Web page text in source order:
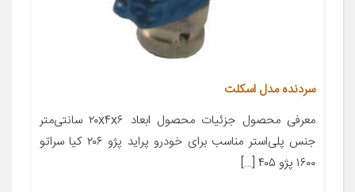
سردنده مدل اسکلت
معرفی محصول جزئیات محصول ابعاد ۲۰x۴x۶ سانتی‌متر
جنس پلی‌استر مناسب برای خودرو پراید پژو ۲۰۶ کیا سراتو
۱۶۰۰ پژو ۴۰۵ […]